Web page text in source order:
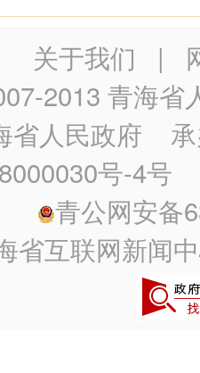
关于我们 |
2013 青海省
省人民政府 承
号-4号
青公网安备
省互联网新闻